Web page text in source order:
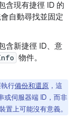
含現有捷徑 ID 的
自動尋找並固定
含新捷徑 ID、意
物件。
行備份和還原 ，這
或伺服器端 ID，而非
置上可能沒有意義。